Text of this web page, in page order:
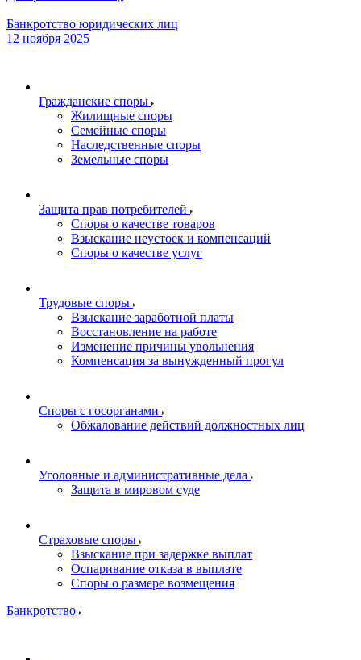
Банкротство юридических лиц
12 ноября 2025
Гражданские споры
Жилищные споры
Семейные споры
Наследственные споры
Земельные споры
Защита прав потребителей
Споры о качестве товаров
Взыскание неустоек и компенсаций
Споры о качестве услуг
Трудовые споры
Взыскание заработной платы
Восстановление на работе
Изменение причины увольнения
Компенсация за вынужденный прогул
Споры с госорганами
Обжалование действий должностных лиц
Уголовные и административные дела
Защита в мировом суде
Страховые споры
Взыскание при задержке выплат
Оспаривание отказа в выплате
Споры о размере возмещения
Банкротство